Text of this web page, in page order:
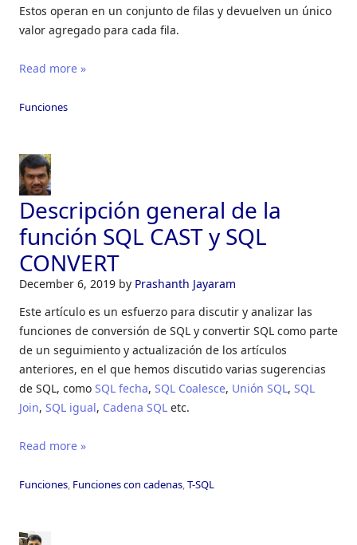
Estos operan en un conjunto de filas y devuelven un único
valor agregado para cada fila.
Read more »
Funciones
Descripción general de la
función SQL CAST y SQL
CONVERT
December 6, 2019 by Prashanth Jayaram
Este artículo es un esfuerzo para discutir y analizar las
funciones de conversión de SQL y convertir SQL como parte
de un seguimiento y actualización de los artículos
anteriores, en el que hemos discutido varias sugerencias
de SQL, como SQL fecha, SQL Coalesce, Unión SQL, SQL
Join, SQL igual, Cadena SQL etc.
Read more »
Funciones Funciones con cadenas T-SQL